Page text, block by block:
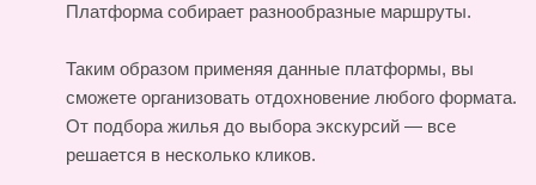
Платформа собирает разнообразные маршруты.
Таким образом применяя данные платформы, вы
сможете организовать отдохновение любого формата.
От подбора жилья до выбора экскурсий — все
решается в несколько кликов.